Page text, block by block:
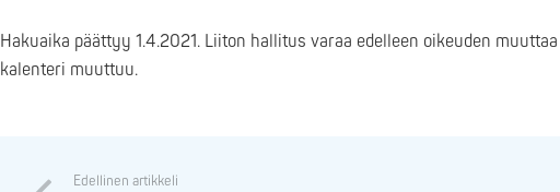
Hakuaika päättyy 1.4.2021. Liiton hallitus varaa edelleen oikeuden
kalenteri muuttuu.
Edellinen artikkeli